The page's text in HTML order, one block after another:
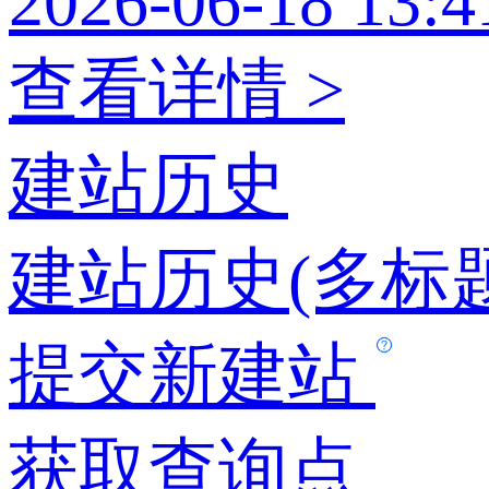
查看详情 >
建站历史
建站历史(多标
提交新建站
获取查询点